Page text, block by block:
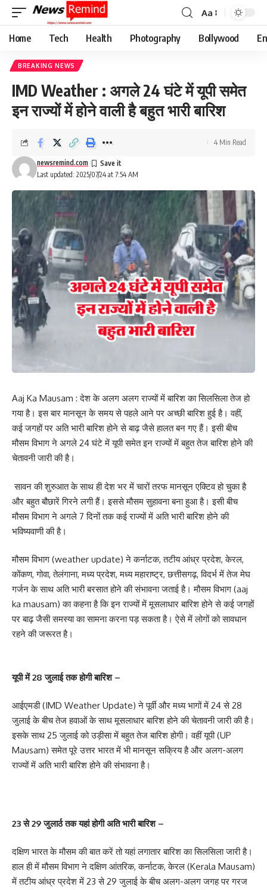
Font
Resizer
Aa
Home Tech Health Photography Bollywood
BREAKING NEWS
IMD Weather : अगले 24 घंटे में यूपी समेत
इन राज्यों में होने वाली है बहुत भारी बारिश
Last updated: 2025/07/24 at 7:54 AM
newsremind.com
4 Min Read
Aaj Ka Mausam : देश के अलग अलग राज्यों में बारिश का सिलसिला तेज हो
गया है। इस बार मानसून के समय से पहले आने पर अच्छी बारिश हुई है। वहीं,
कई जगहों पर अति भारी बारिश होने से बाढ़ जैसे हालत बन गए हैं। इसी बीच
मौसम विभाग ने अगले 24 घंटे में यूपी समेत इन राज्यों में बहुत तेज बारिश होने की
चेतावनी जारी की है।
सावन की शुरुआत के साथ ही देश भर में चारों तरफ मानसून एक्टिव हो चुका है
और बहुत बौछारें गिरने लगी हैं। इससे मौसम सुहावना बना हुआ है। इसी बीच
मौसम विभाग ने अगले 7 दिनों तक कई राज्यों में अति भारी बारिश होने की
भविष्यवाणी की है।
मौसम विभाग (weather update) ने कर्नाटक, तटीय आंध्र प्रदेश, केरल,
कोंकण, गोवा, तेलंगाना, मध्य प्रदेश, मध्य महाराष्ट्र, छत्तीसगढ़, विदर्भ में तेज मेघ
गर्जन के साथ अति भारी बरसात होने की संभावना जताई है। मौसम विभाग (aaj
ka mausam) का कहना है कि इन राज्यों में मूसलाधार बारिश होने से कई जगहों
पर बाढ़ जैसी समस्या का सामना करना पड़ सकता है। ऐसे में लोगों को सावधान
रहने की जरूरत है।
यूपी में 28 जुलाई तक होगी बारिश –
आईएमडी (IMD Weather Update) ने पूर्वी और मध्य भागों में 24 से 28
जुलाई के बीच तेज हवाओं के साथ मूसलाधार बारिश होने की चेतावनी जारी की है।
इसके साथ 25 जुलाई को उड़ीसा में बहुत तेज बारिश होगी। वहीं यूपी (UP
Mausam) समेत पूरे उत्तर भारत में भी मानसून सक्रिय है और अलग-अलग
राज्यों में अति भारी बारिश होने की संभावना है।
23 से 29 जुलार्ठ तक यहां होगी अति भारी बारिश –
दक्षिण भारत के मौसम की बात करें तो यहां लगातार बारिश का सिलसिला जारी है।
हाल ही में मौसम विभाग ने दक्षिण आंतरिक, कर्नाटक, केरल (Kerala Mausam)
में तटीय आंध्र प्रदेश में 23 से 29 जुलाई के बीच अलग-अलग जगह पर गरज